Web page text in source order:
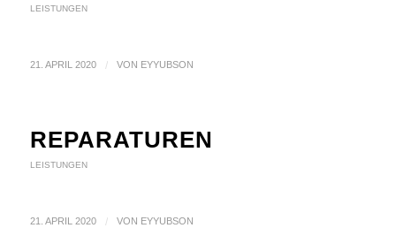
LEISTUNGEN
21. APRIL 2020 / VON EYYUBSON
REPARATUREN
LEISTUNGEN
21. APRIL 2020 / VON EYYUBSON